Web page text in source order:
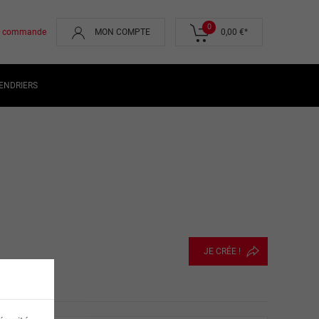
commande MON COMPTE
0
0,00 €*
JE CRÉE !